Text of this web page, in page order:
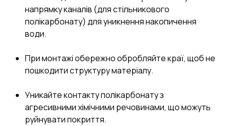
напрямку каналів (для стільникового
полікарбонату) для уникнення накопичення
води.
При монтажі обережно обробляйте краї, щоб не
пошкодити структуру матеріалу.
Уникайте контакту полікарбонату з
агресивними хімічними речовинами, що можуть
руйнувати покриття.